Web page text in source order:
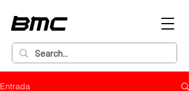
Entrada